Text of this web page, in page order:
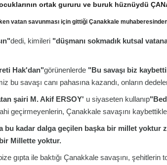
ortak gururu ve buruk hüznüydü
vatan savunması için gittiği Çanakkale
dedi, kimileri "düşmanı sokmadık kutsal
Hak'dan"görünenlerde "Bu savaşı biz
bu savaşı canı pahasına kazandı, onların
şairi M. Akif ERSOY' u siyaseten kullanıp
geçirmeyenlerin, Çanakkale savaşını
bu kadar dalga geçilen başka bir millet yoktur
Millette yoktur.
gıpta ile baktığı Çanakkale savaşını, şehitlerin